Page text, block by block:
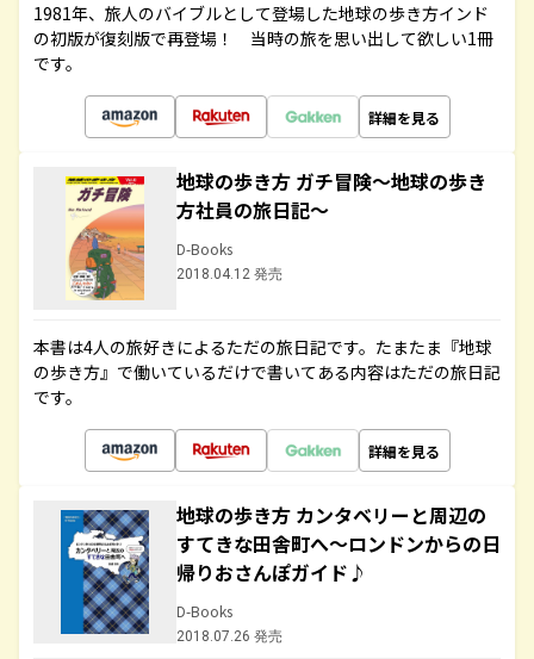
1981年、旅人のバイブルとして登場した地球の歩き方インド
の初版が復刻版で再登場！ 当時の旅を思い出して欲しい1冊
です。
詳細を見る
地球の歩き方 ガチ冒険～地球の歩き
方社員の旅日記～
D-Books
2018.04.12 発売
本書は4人の旅好きによるただの旅日記です。たまたま『地球
の歩き方』で働いているだけで書いてある内容はただの旅日記
です。
詳細を見る
地球の歩き方 カンタベリーと周辺の
すてきな田舎町へ～ロンドンからの日
帰りおさんぽガイド♪
D-Books
2018.07.26 発売